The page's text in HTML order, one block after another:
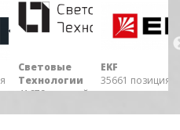
Световые
Технологии
41679 позиций
EKF
35661 позиция